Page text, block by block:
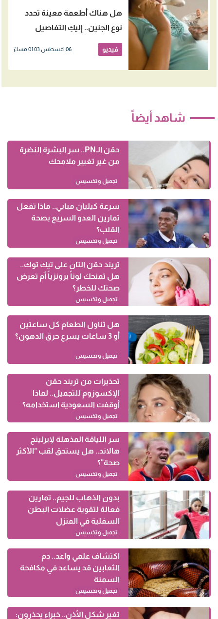
هل هناك أطعمة معينة تحدد
نوع الجنين.. إليكِ التفاصيل
فيديو 06 اغسطس 01:03 مساءً
شاهد أيضاً
حقن الـPN.. سر البشرة النضرة
من غير تغيير ملامحك
تجميل وتخسيس
سرعة كيليان مبابي.. ماذا تفعل
تمارين العدو السريع بصحة
القلب؟
تجميل وتخسيس
تريند حقن التان على تيك توك..
هل تمنحك لوناً برونزياً أم تعرض
صحتك للخطر؟
تجميل وتخسيس
هل تناول الطعام كل ساعتين
أو 3 ساعات يسرع حرق الدهون؟
تجميل وتخسيس
تحذيرات من تريند حقن
الإكسوزوم للتجميل.. لماذا
أوقفت السعودية استخدامه؟
تجميل وتخسيس
سر اللياقة المذهلة لإيرلينج
هالاند.. هل يستحق لقب "الأكثر
صحة"؟
تجميل وتخسيس
بدون الذهاب للجيم.. تمارين
فعالة لتقوية عضلات البطن
السفلية في المنزل
تجميل وتخسيس
اكتشاف علمي واعد.. دم
الثعابين قد يساعد في مكافحة
السمنة
تجميل وتخسيس
تغير شكل الأذن.. خبراء يحذرون: